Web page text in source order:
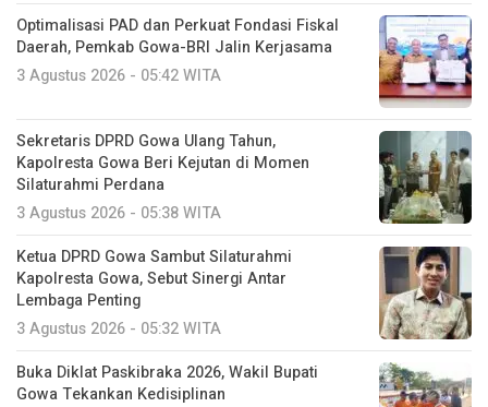
Optimalisasi PAD dan Perkuat Fondasi Fiskal
Daerah, Pemkab Gowa-BRI Jalin Kerjasama
3 Agustus 2026 - 05:42 WITA
Sekretaris DPRD Gowa Ulang Tahun,
Kapolresta Gowa Beri Kejutan di Momen
Silaturahmi Perdana
3 Agustus 2026 - 05:38 WITA
Ketua DPRD Gowa Sambut Silaturahmi
Kapolresta Gowa, Sebut Sinergi Antar
Lembaga Penting
3 Agustus 2026 - 05:32 WITA
Buka Diklat Paskibraka 2026, Wakil Bupati
Gowa Tekankan Kedisiplinan